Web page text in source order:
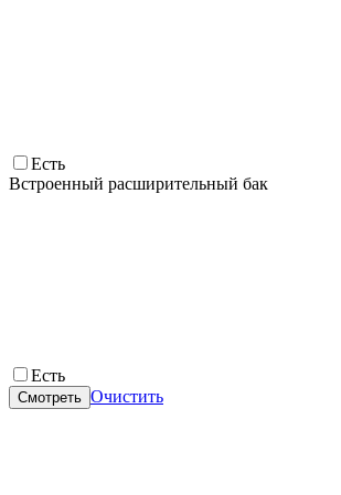
Есть
Встроенный расширительный бак
Есть
Смотреть Очистить